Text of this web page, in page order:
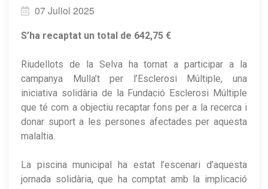
07 Juliol 2025
S’ha recaptat un total de 642,75 €
Riudellots de la Selva ha tornat a participar a la
campanya Mulla’t per l’Esclerosi Múltiple, una
iniciativa solidària de la Fundació Esclerosi Múltiple
que té com a objectiu recaptar fons per a la recerca i
donar suport a les persones afectades per aquesta
malaltia.
La piscina municipal ha estat l’escenari d’aquesta
jornada solidària, que ha comptat amb la implicació